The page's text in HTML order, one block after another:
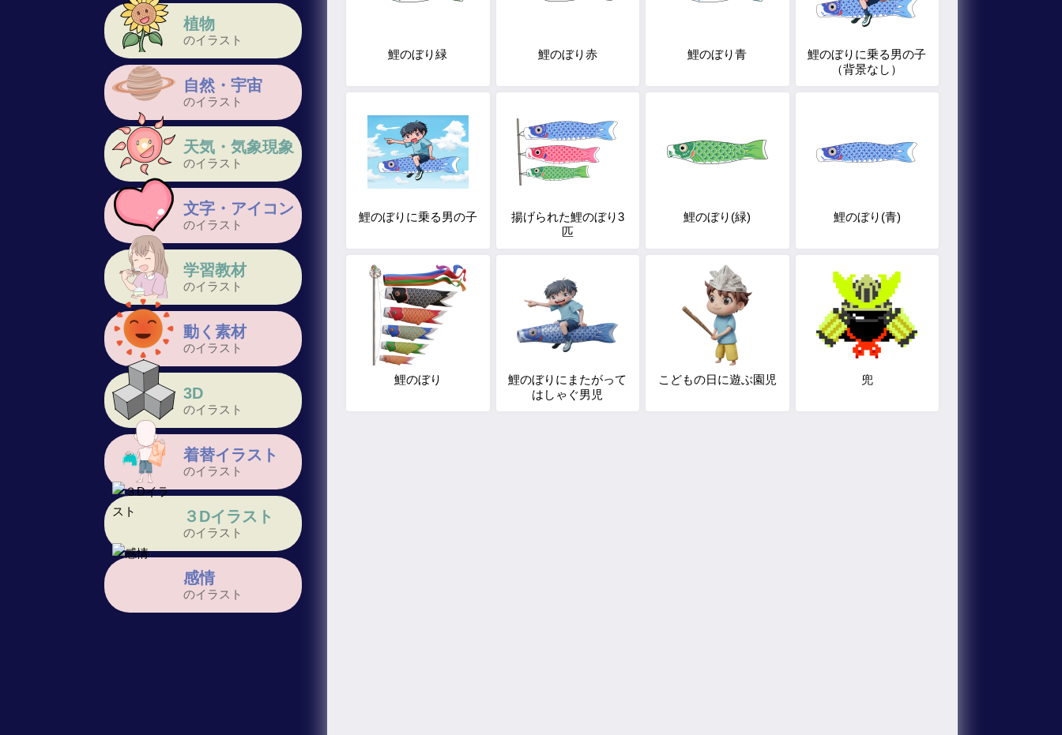
植物
のイラスト
自然・宇宙
のイラスト
天気・気象現象
のイラスト
文字・アイコン
のイラスト
学習教材
のイラスト
動く素材
のイラスト
3D
のイラスト
着替イラスト
のイラスト
３Dイラスト
のイラスト
感情
のイラスト
鯉のぼり緑 鯉のぼり赤 鯉のぼり青
鯉のぼりに乗る男の子
（背景なし）
鯉のぼりに乗る男の子
揚げられた鯉のぼり3
匹
鯉のぼり(緑) 鯉のぼり(青)
鯉のぼり
鯉のぼりにまたがって
はしゃぐ男児
こどもの日に遊ぶ園児 兜